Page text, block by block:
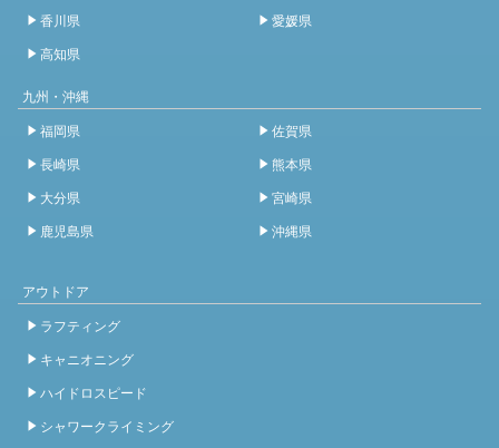
香川県
愛媛県
高知県
九州・沖縄
福岡県
佐賀県
長崎県
熊本県
大分県
宮崎県
鹿児島県
沖縄県
アウトドア
ラフティング
キャニオニング
ハイドロスピード
シャワークライミング